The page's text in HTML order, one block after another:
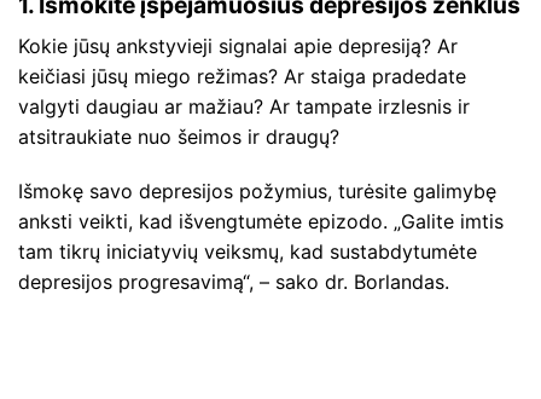
Kokie jūsų ankstyvieji signalai apie depresiją? Ar
keičiasi jūsų miego režimas? Ar staiga pradedate
valgyti daugiau ar mažiau? Ar tampate irzlesnis ir
atsitraukiate nuo šeimos ir draugų?
Išmokę savo depresijos požymius, turėsite galimybę
anksti veikti, kad išvengtumėte epizodo. „Galite imtis
tam tikrų iniciatyvių veiksmų, kad sustabdytumėte
depresijos progresavimą“, – sako dr. Borlandas.